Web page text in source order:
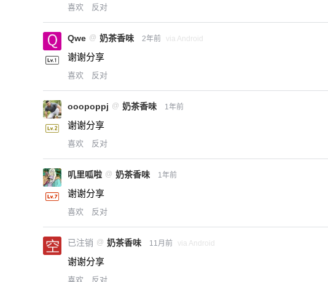
喜欢 反对
Qwe @ 奶茶香味 2年前 via Android
谢谢分享
喜欢 反对
ooopoppj @ 奶茶香味 1年前
谢谢分享
喜欢 反对
叽里呱啦 @ 奶茶香味 1年前
谢谢分享
喜欢 反对
已注销 @ 奶茶香味 11月前 via Android
谢谢分享
喜欢 反对